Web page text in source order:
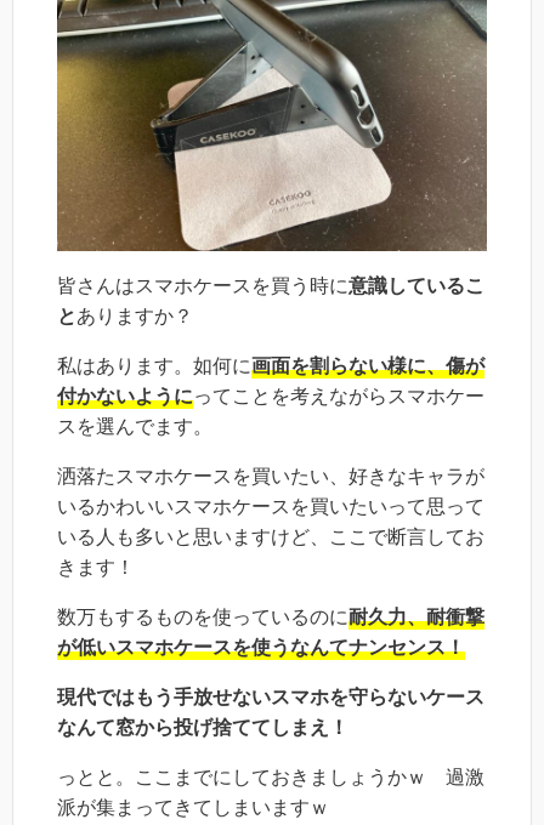
皆さんはスマホケースを買う時に意識しているこ
とありますか？
私はあります。如何に画面を割らない様に、傷が
付かないようにってことを考えながらスマホケー
スを選んでます。
洒落たスマホケースを買いたい、好きなキャラが
いるかわいいスマホケースを買いたいって思って
いる人も多いと思いますけど、ここで断言してお
きます！
数万もするものを使っているのに耐久力、耐衝撃
が低いスマホケースを使うなんてナンセンス！
現代ではもう手放せないスマホを守らないケース
なんて窓から投げ捨ててしまえ！
っとと。ここまでにしておきましょうかｗ 過激
派が集まってきてしまいますｗ